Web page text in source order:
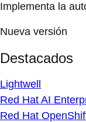
Implementa la
Nueva versión
Destacados
Lightwell
Red Hat AI
Red Hat